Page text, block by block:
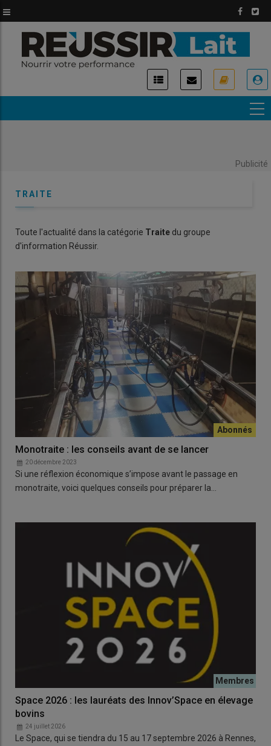
au
contenu
principal
Publicité
TRAITE
Toute l'actualité dans la catégorie Traite du groupe
d'information Réussir.
Monotraite : les conseils avant de se lancer
20 décembre 2023
Si une réflexion économique s’impose avant le passage en
monotraite, voici quelques conseils pour préparer la…
Space 2026 : les lauréats des Innov’Space en élevage
bovins
24 juillet 2026
Le Space, qui se tiendra du 15 au 17 septembre 2026 à Rennes,